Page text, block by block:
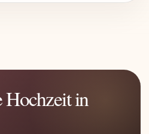
Hochzeit in